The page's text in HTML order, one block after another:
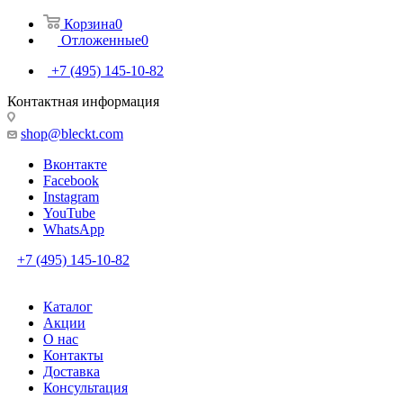
Корзина0
Отложенные0
+7 (495) 145-10-82
Контактная информация
shop@bleckt.com
Вконтакте
Facebook
Instagram
YouTube
WhatsApp
+7 (495) 145-10-82
Каталог
Акции
О нас
Контакты
Доставка
Консультация